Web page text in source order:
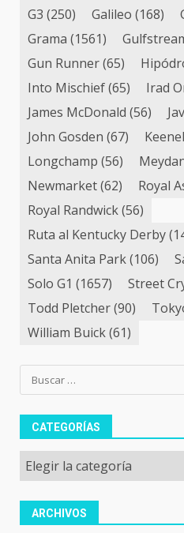
G3 (250) Galileo (168)
Grama (1561)
Gun Runner(65)
Into Mischief(65) Irad
James McDonald (56)
John Gosden (67)
Longchamp (56)
Newmarket(62) Royal
Royal Randwick(56)
Ruta al Kentucky Derby
Santa Anita Park(106)
Solo G1 (1657) Street
Todd Pletcher(90)
William Buick(61)
Buscar:
CATEGORÍAS
Categorías
ARCHIVOS